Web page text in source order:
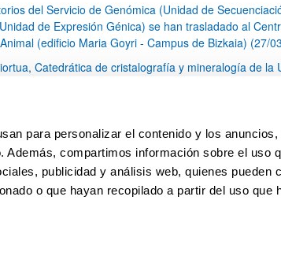
para personalizar el contenido y los
compartimos información sobre el uso
publicidad y análisis web, quienes pueden
o que hayan recopilado a partir del uso que
del Servicio de Genómica (Unidad de
de Expresión Génica) se han trasladado al
(edificio Maria Goyri - Campus de Bizkaia) (27/
Catedrática de cristalografía y mineralogía de la
Página
1 ...Páginas intermedias Use TAB para
Página
13 Página
14 Página
15 ...PáginasPágina
79